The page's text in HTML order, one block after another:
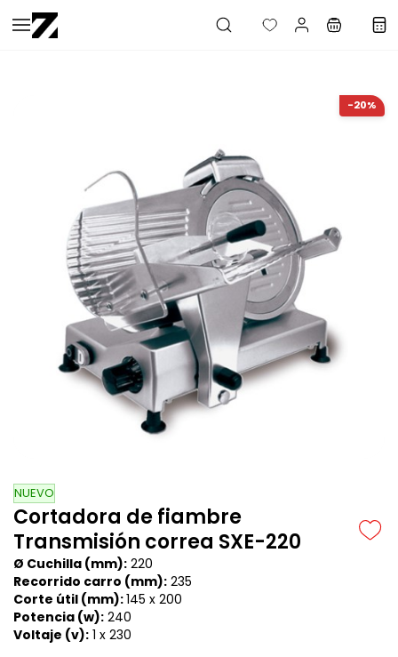
Saltar al
contenido
-20%
NUEVO
Cortadora de fiambre
Transmisión correa SXE-220
Ø Cuchilla (mm): 220
Recorrido carro (mm): 235
Corte útil (mm):145 x 200
Potencia (w): 240
Voltaje (v): 1 x 230